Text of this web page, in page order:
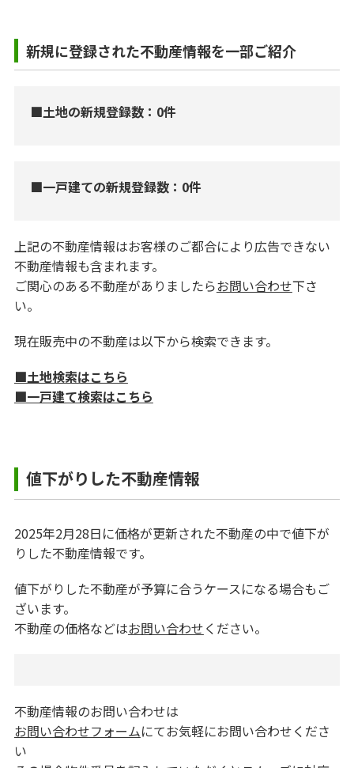
新規に登録された不動産情報を一部ご紹介
■土地の新規登録数：0件
■一戸建ての新規登録数：0件
上記の不動産情報はお客様のご都合により広告できない
不動産情報も含まれます。
ご関心のある不動産がありましたらお問い合わせ下さ
い。
現在販売中の不動産は以下から検索できます。
■土地検索はこちら
■一戸建て検索はこちら
値下がりした不動産情報
2025年2月28日に価格が更新された不動産の中で値下が
りした不動産情報です。
値下がりした不動産が予算に合うケースになる場合もご
ざいます。
不動産の価格などはお問い合わせください。
不動産情報のお問い合わせは
お問い合わせフォームにてお気軽にお問い合わせくださ
い